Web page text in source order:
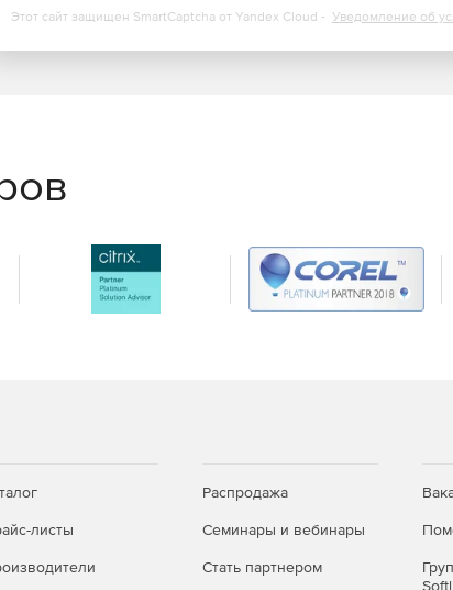
агентов, автономная работа агентов без связи с
CLI.
снимков; для Windows — автоматическое
Этот сайт защищен SmartCaptcha от Yandex Cloud - Уведомление об
листы
Распродажа
Семинары и вебинары
Стать партнером